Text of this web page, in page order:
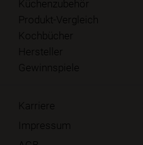
Küchenzubehör
Produkt-Vergleich
Kochbücher
Hersteller
Gewinnspiele
Karriere
Impressum